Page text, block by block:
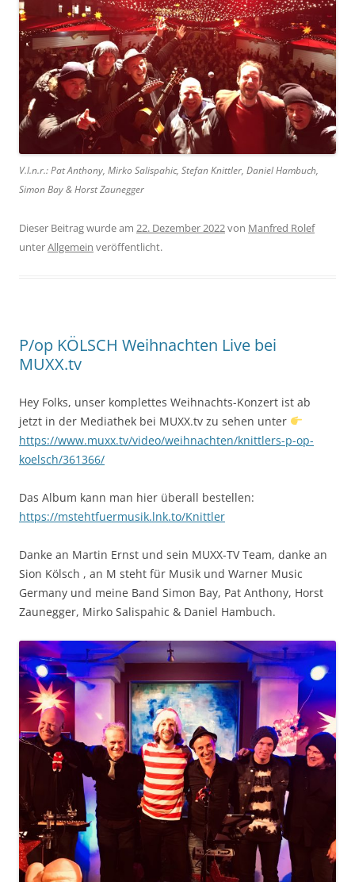
V.l.n.r.: Pat Anthony, Mirko Salispahic, Stefan Knittler, Daniel Hambuch,
Simon Bay & Horst Zaunegger
Dieser Beitrag wurde am 22. Dezember 2022von Manfred Rolef
unterAllgemein veröffentlicht.
P/op KÖLSCH Weihnachten Live bei
MUXX.tv
Hey Folks, unser komplettes Weihnachts-Konzert ist ab
jetzt in der Mediathek bei MUXX.tv zu sehen unter
https://www.muxx.tv/video/weihnachten/knittlers-p-op-
koelsch/361366/
Das Album kann man hier überall bestellen:
https://mstehtfuermusik.lnk.to/Knittler
Danke an Martin Ernst und sein MUXX-TV Team, danke an
Sion Kölsch , an M steht für Musik und Warner Music
Germany und meine Band Simon Bay, Pat Anthony, Horst
Zaunegger, Mirko Salispahic & Daniel Hambuch.